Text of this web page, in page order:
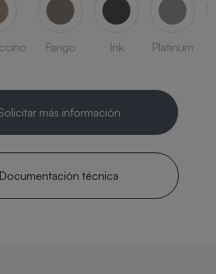
Fango Ink Platinum
más información
Documentación técnica